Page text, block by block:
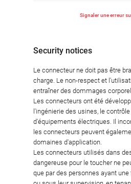
Signaler une erreur
Security notices
Le connecteur ne doit pas être
charge. Le non-respect et
entraîner des dommages
Les connecteurs ont été
l'ingénierie des usines, le
d'équipements électriques. Il
les connecteurs peuvent
domaines d'application.
Les connecteurs utilisés dans
dangereuse pour le toucher ne
que par des personnes ayant